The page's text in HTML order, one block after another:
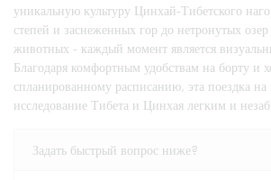
уникальную культуру Цинхай-Тибетского
степей и заснеженных гор до нетронутых
животных - каждый момент является
Благодаря комфортным удобствам на борту и
спланированному расписанию, эта поездка на
исследование Тибета и Цинхая легким и
Задать быстрый вопрос ниже?